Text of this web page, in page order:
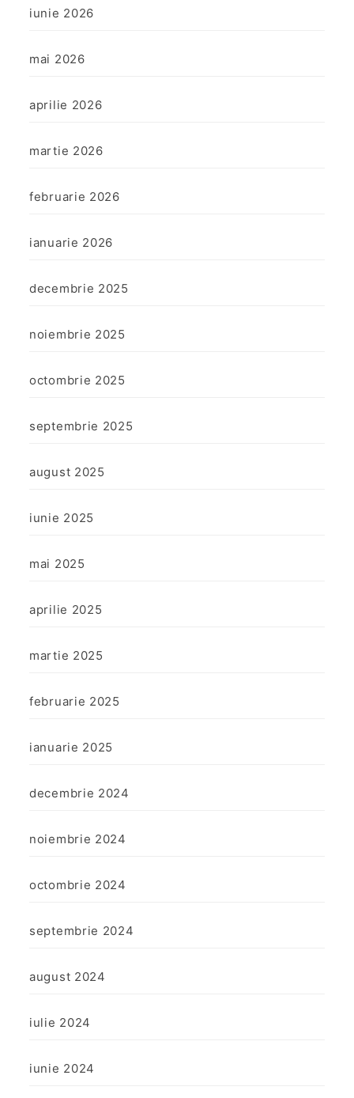
iunie 2026
mai 2026
aprilie 2026
martie 2026
februarie 2026
ianuarie 2026
decembrie 2025
noiembrie 2025
octombrie 2025
septembrie 2025
august 2025
iunie 2025
mai 2025
aprilie 2025
martie 2025
februarie 2025
ianuarie 2025
decembrie 2024
noiembrie 2024
octombrie 2024
septembrie 2024
august 2024
iulie 2024
iunie 2024